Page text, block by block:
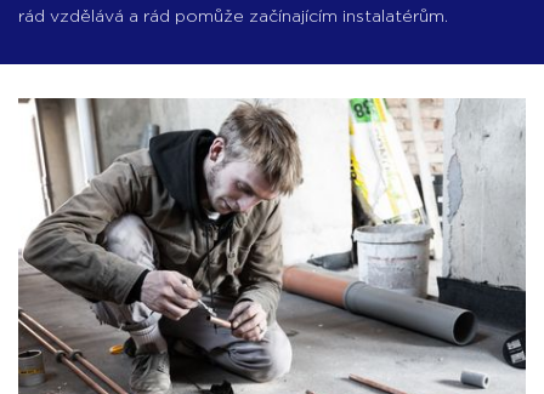
rád vzdělává a rád pomůže začínajícím instalatérům.